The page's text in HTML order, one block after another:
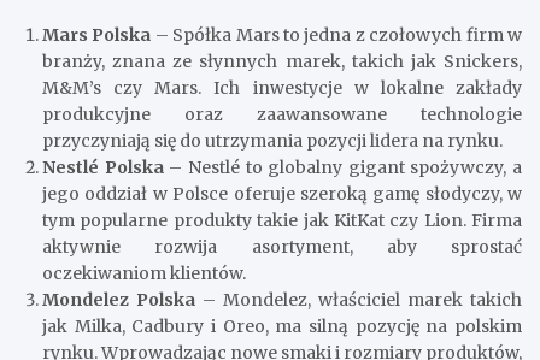
Mars Polska – Spółka Mars to jedna z czołowych firm w
branży, znana ze słynnych marek, takich jak Snickers,
M&M’s czy Mars. Ich inwestycje w lokalne zakłady
produkcyjne oraz zaawansowane technologie
przyczyniają się do utrzymania pozycji lidera na rynku.
Nestlé Polska– Nestlé to globalny gigant spożywczy, a
jego oddział w Polsce oferuje szeroką gamę słodyczy, w
tym popularne produkty takie jak KitKat czy Lion. Firma
aktywnie rozwija asortyment, aby sprostać
oczekiwaniom klientów.
Mondelez Polska – Mondelez, właściciel marek takich
jak Milka, Cadbury i Oreo, ma silną pozycję na polskim
rynku. Wprowadzając nowe smaki i rozmiary produktów,